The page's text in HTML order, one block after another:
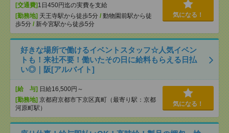
[交通費] 1日450円迄の実費を支給
[勤務地] 天王寺駅から徒歩5分 / 動物園前駅から徒
歩5分 / 新今宮駅から徒歩5分
気になる！
好きな場所で働けるイベントスタッフ☆人気イベン
トも！来社不要！働いたその日に給料もらえる日払
い◎｜阪[アルバイト]
[給 与] 日給16,500円～
[勤務地] 京都府京都市下京区真町（最寄り駅：京都
河原町駅）
気になる！